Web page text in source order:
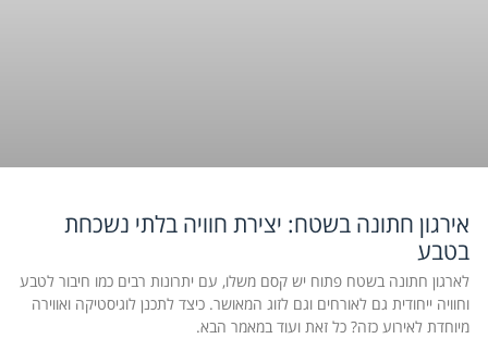
אירגון חתונה בשטח: יצירת חוויה בלתי נשכחת
בטבע
לארגון חתונה בשטח פתוח יש קסם משלו, עם יתרונות רבים כמו חיבור לטבע
וחוויה ייחודית גם לאורחים וגם לזוג המאושר. כיצד לתכנן לוגיסטיקה ואווירה
מיוחדת לאירוע כזה? כל זאת ועוד במאמר הבא.